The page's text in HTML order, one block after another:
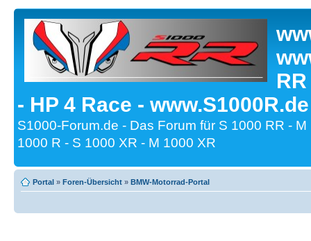
- HP 4 Race -
S1000-Forum.de - Das Forum für S 1000 RR -
1000 R - S 1000 XR - M 1000 XR
Portal » Foren-Übersicht » BMW-Motorrad-Portal